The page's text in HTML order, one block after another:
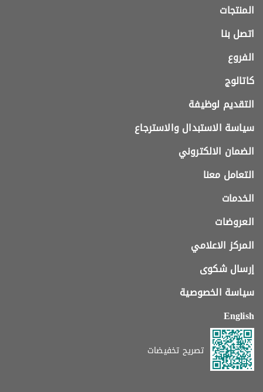
المنتجات
اتصل بنا
الفروع
كاتالوج
التقديم لوظيفة
سياسة الاستبدال والاسترجاع
الضمان الالكتروني
التعامل معنا
الخدمات
العروضات
المركز الاعلامي
إرسال شكوى
سياسة الخصوصية
English
تصريح تخفيضات